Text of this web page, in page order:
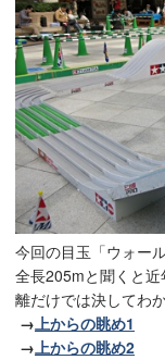
今回の目玉「ウォー
全長205mと聞くと
離だけでは決してわ
→上からの眺め1
→上からの眺め2